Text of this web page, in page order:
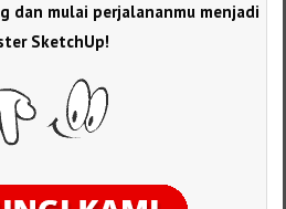
dan mulai perjalananmu menjadi
SketchUp!